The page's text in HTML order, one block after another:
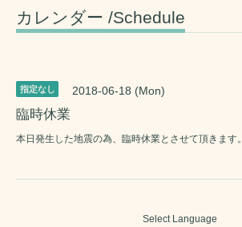
カレンダー /Schedule
指定なし 2018-06-18 (Mon)
臨時休業
本日発生した地震の為、臨時休業とさせて頂きます。
Select Language